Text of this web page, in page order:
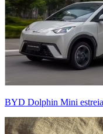
BYD Dolphin Mini estreia